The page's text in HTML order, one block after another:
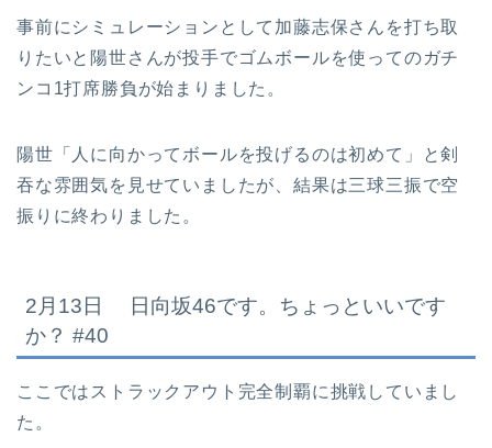
事前にシミュレーションとして加藤志保さんを打ち取
りたいと陽世さんが投手でゴムボールを使ってのガチ
ンコ1打席勝負が始まりました。
陽世「人に向かってボールを投げるのは初めて」と剣
吞な雰囲気を見せていましたが、結果は三球三振で空
振りに終わりました。
2月13日 日向坂46です。ちょっといいです
か？ #40
ここではストラックアウト完全制覇に挑戦していまし
た。